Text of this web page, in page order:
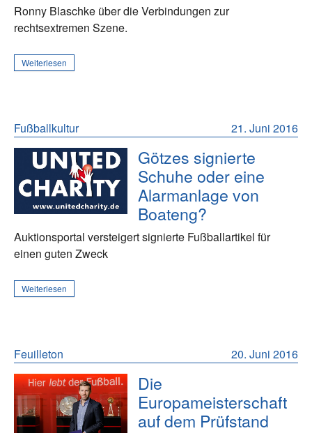
Ronny Blaschke über die Verbindungen zur
rechtsextremen Szene.
Weiterlesen
21. Juni 2016
Fußballkultur
Götzes signierte
Schuhe oder eine
Alarmanlage von
Boateng?
Auktionsportal versteigert signierte Fußballartikel für
einen guten Zweck
Weiterlesen
20. Juni 2016
Feuilleton
Die
Europameisterschaft
auf dem Prüfstand